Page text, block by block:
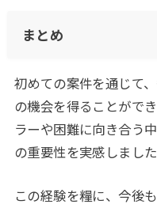
まとめ
初めての案件を通じて
の機会を得ることがで
ラーや困難に向き合う
の重要性を実感しました
この経験を糧に、今後